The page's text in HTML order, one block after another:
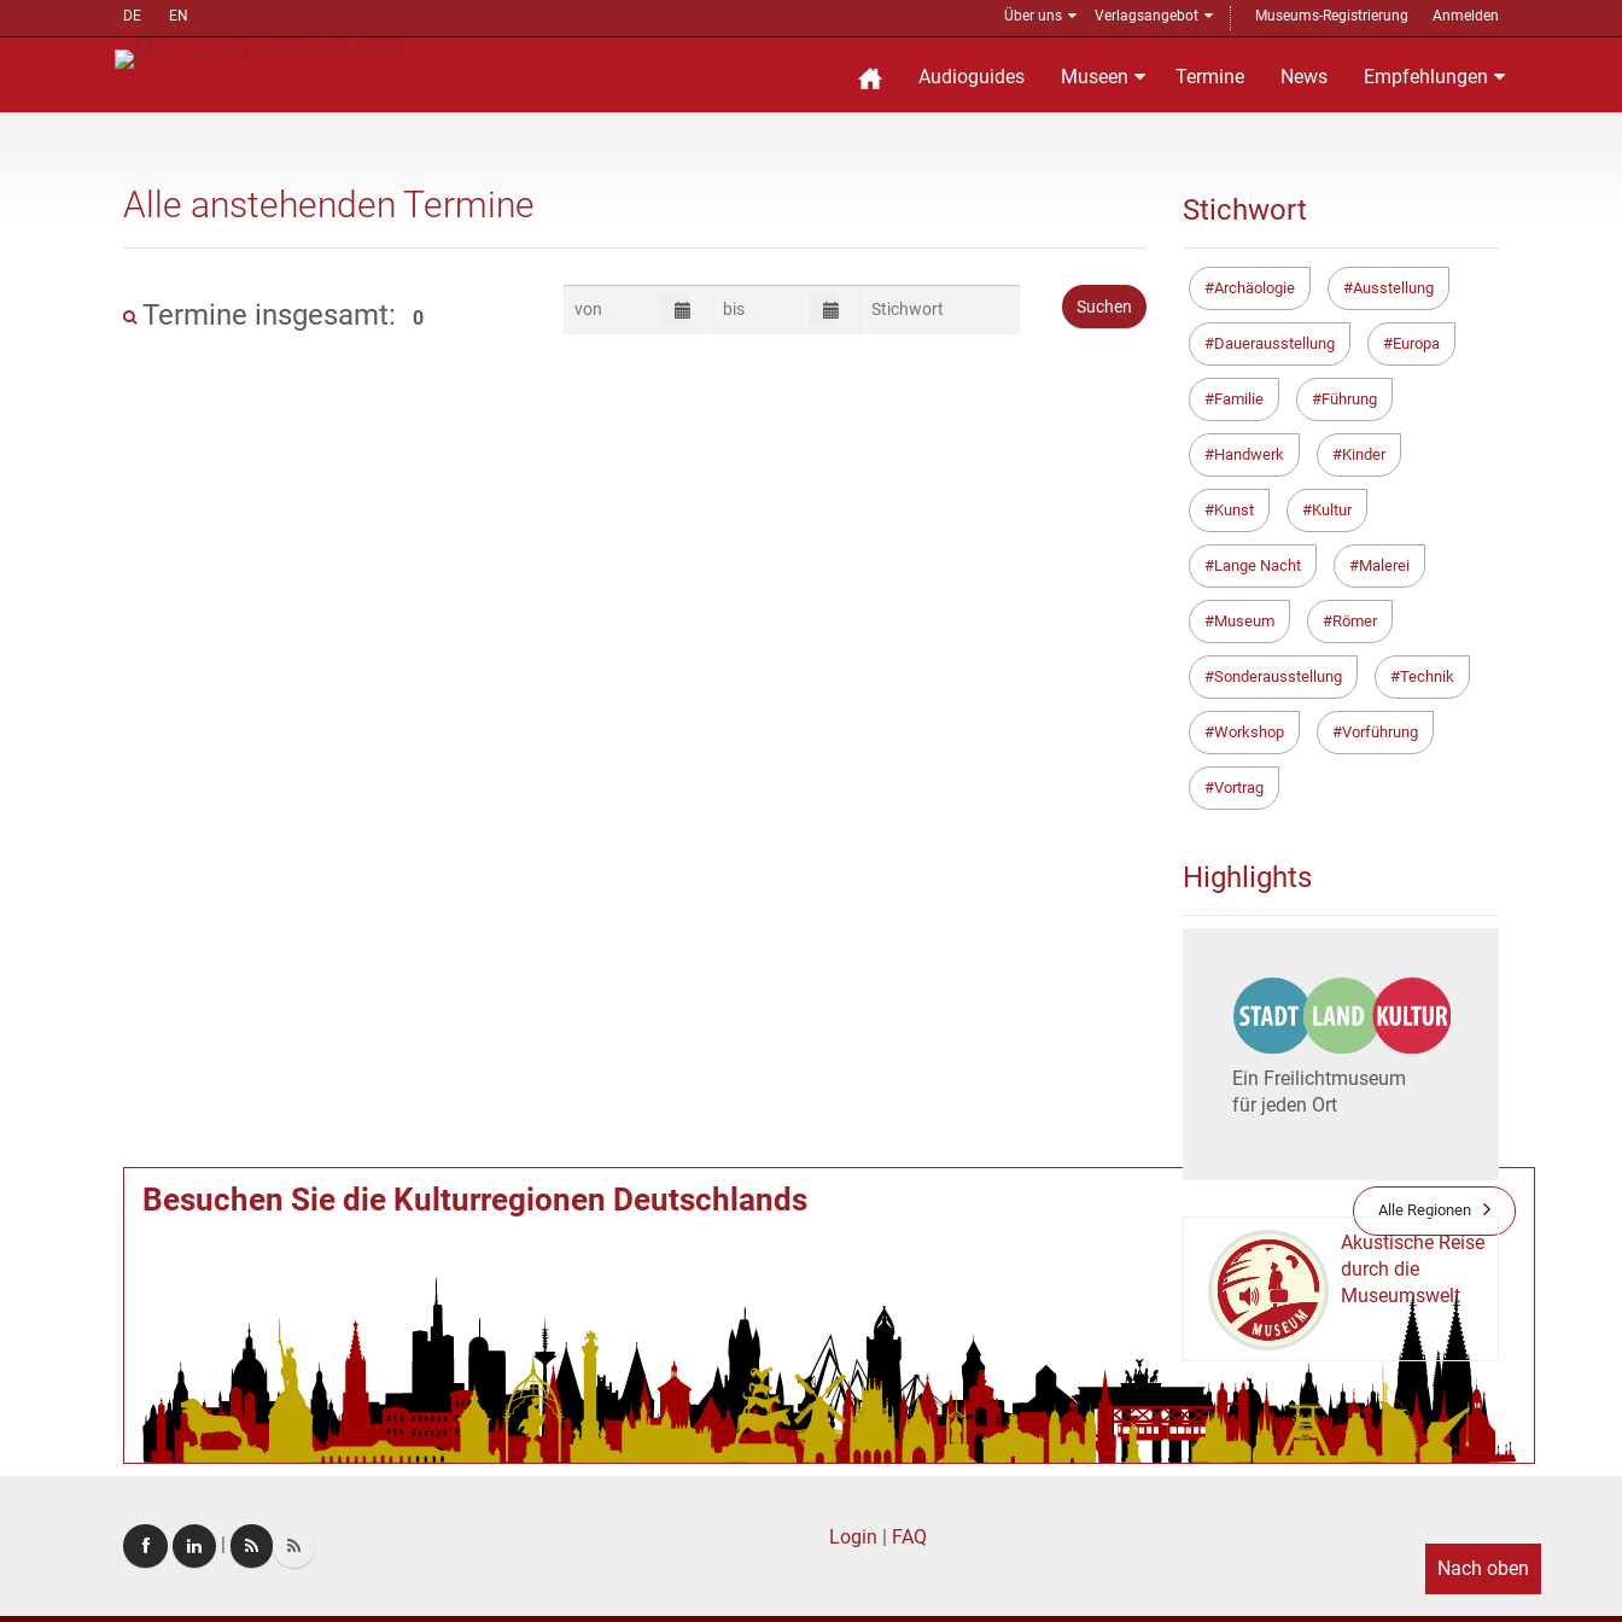
DE EN Über uns Verlagsangebot Museums-Registrierung Anmelden
Audioguides Museen Termine News Empfehlungen
Alle anstehenden Termine
Termine insgesamt: 0
Besuchen Sie die Kulturregionen Deutschlands Alle Regionen
Stichwort
Archäologie Ausstellung
Dauerausstellung Europa
Familie Führung
Handwerk Kinder
Kunst Kultur
Lange Nacht Malerei
Museum Römer
Sonderausstellung Technik
Workshop Vorführung
Vortrag
Highlights
Ein Freilichtmuseum
für jeden Ort
MUSEUM
Akustische Reise
durch die
Museumswelt
Login | FAQ
Nach oben